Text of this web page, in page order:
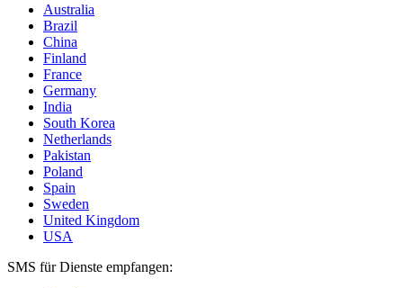
Australia
Brazil
China
Finland
France
Germany
India
South Korea
Netherlands
Pakistan
Poland
Spain
Sweden
United Kingdom
USA
SMS für Dienste empfangen: